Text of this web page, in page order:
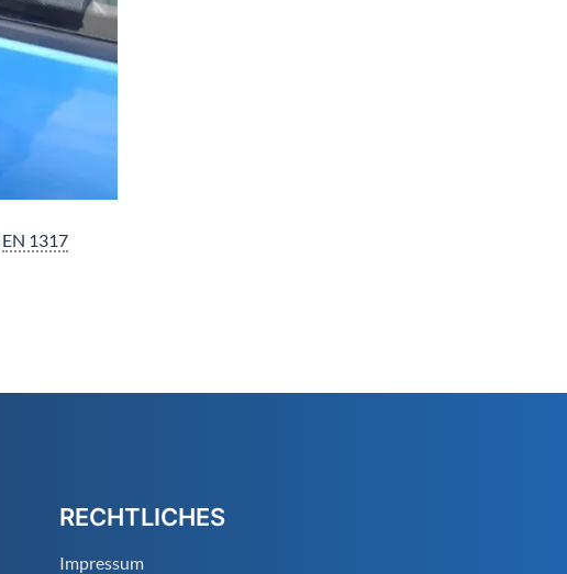
EN 1317
RECHTLICHES
Impressum